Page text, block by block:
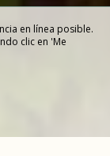
en línea posible.
clic en 'Me